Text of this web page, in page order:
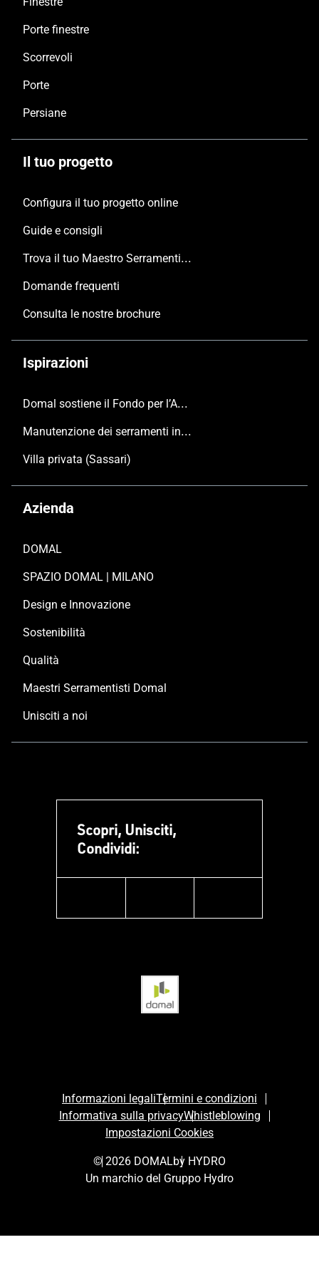
Porte finestre
Scorrevoli
Porte
Persiane
Il tuo progetto
Configura il tuo progetto online
Guide e consigli
Trova il tuo Maestro Serramentista Domal
Domande frequenti
Consulta le nostre brochure
Ispirazioni
Domal sostiene il Fondo per l’Ambiente Italiano anche per le Giornate FAI di Primavera 2024
Manutenzione dei serramenti in alluminio
Villa privata (Sassari)
Azienda
DOMAL
SPAZIO DOMAL | MILANO
Design e Innovazione
Sostenibilità
Qualità
Maestri Serramentisti Domal
Unisciti a noi
Scopri, Unisciti,
Condividi:
Informazioni legaliTermini e condizioni
Informativa sulla privacyWhistleblowing
Impostazioni Cookies
© 2026 DOMALby HYDRO
Un marchio del Gruppo Hydro